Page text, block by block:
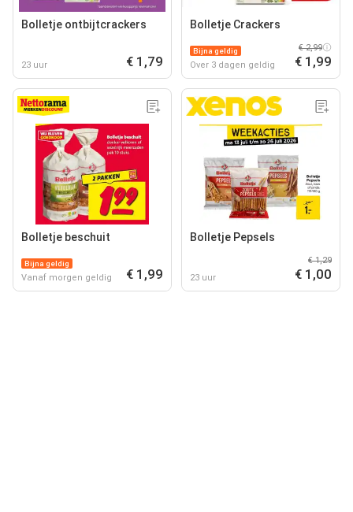
Bolletje ontbijtcrackers
23 uur € 1,79
Bolletje Crackers
Bijna geldig
Over 3 dagen geldig
€ 2,99
€ 1,99
Bolletje beschuit
Bijna geldig
Vanaf morgen geldig € 1,99
Bolletje Pepsels
23 uur
€ 1,29
€ 1,00